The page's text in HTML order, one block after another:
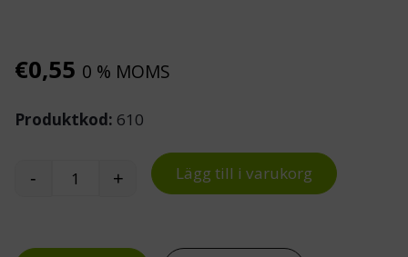
€0,55 0 % MOMS
Produktkod: 610
ReBOX 610 mellanvägg till lagerlådor 6310,
- + Lägg till i varukorg